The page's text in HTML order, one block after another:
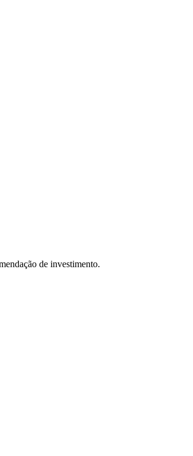
de investimento.